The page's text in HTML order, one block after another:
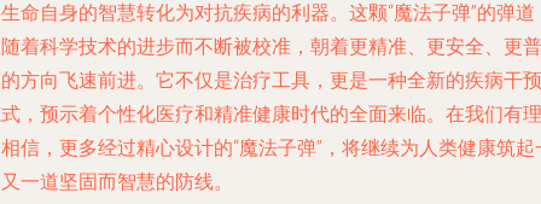
命自身的智慧转化为对抗疾病的利器。这颗“魔法子弹”的弹道
着科学技术的进步而不断被校准，朝着更精准、更安全、更普
方向飞速前进。它不仅是治疗工具，更是一种全新的疾病干预
，预示着个性化医疗和精准健康时代的全面来临。在我们有理
信，更多经过精心设计的“魔法子弹”，将继续为人类健康筑起
一道坚固而智慧的防线。